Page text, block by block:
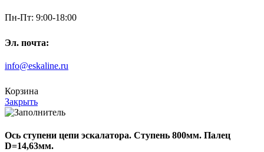
Пн-Пт: 9:00-18:00
Эл. почта:
info@eskaline.ru
Корзина
Закрыть
Ось ступени цепи эскалатора. Ступень 800мм. Палец
D=14,63мм.